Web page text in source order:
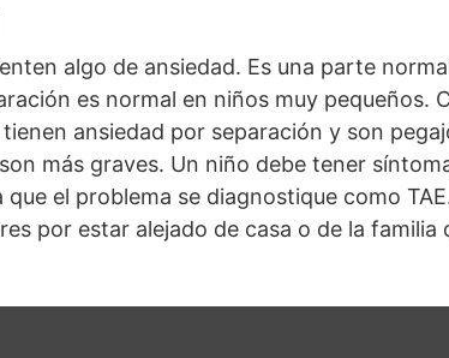
algo de ansiedad. Es una parte
es normal en niños muy pequeños.
ansiedad por separación y son
más graves. Un niño debe tener
el problema se diagnostique como
por estar alejado de casa o de la familia